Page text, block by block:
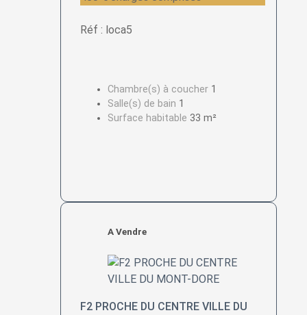
Réf : loca5
Chambre(s) à coucher 1
Salle(s) de bain 1
Surface habitable 33 m²
A Vendre
F2 PROCHE DU CENTRE VILLE DU